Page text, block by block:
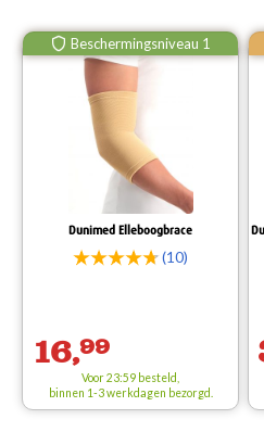
Beschermingsniveau 1
Dunimed Elleboogbrace
(10)
16,99
Voor 23:59 besteld,
binnen 1-3 werkdagen bezorgd.